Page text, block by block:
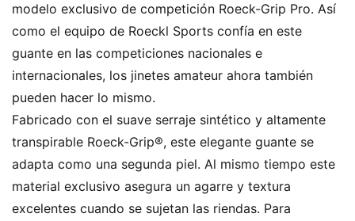
modelo exclusivo de competición Roeck-Grip Pro. Así
como el equipo de Roeckl Sports confía en este
guante en las competiciones nacionales e
internacionales, los jinetes amateur ahora también
pueden hacer lo mismo.
Fabricado con el suave serraje sintético y altamente
transpirable Roeck-Grip®, este elegante guante se
adapta como una segunda piel. Al mismo tiempo este
material exclusivo asegura un agarre y textura
excelentes cuando se sujetan las riendas. Para